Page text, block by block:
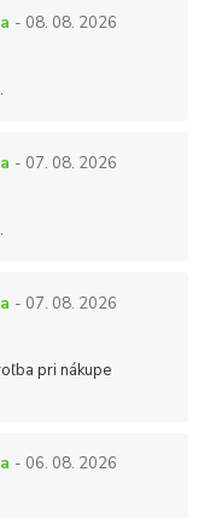
- 08. 08. 2026
- 07. 08. 2026
- 07. 08. 2026
pri nákupe
- 06. 08. 2026